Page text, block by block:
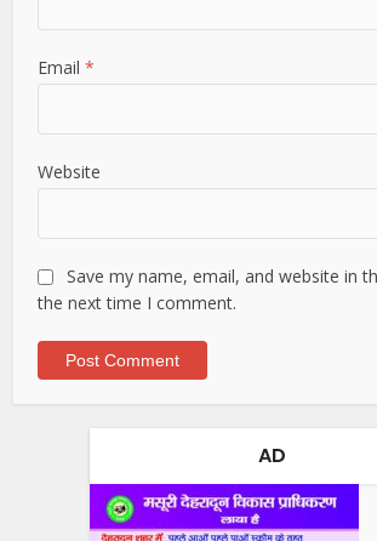
Email*
Website
Save my name, email, and website in
the next time I comment.
AD